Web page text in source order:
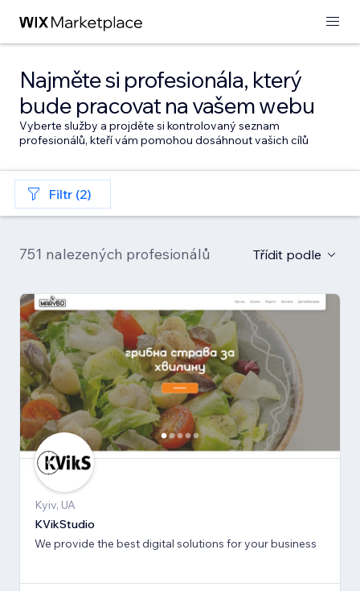
Najměte si profesionála, který
bude pracovat na vašem webu
Vyberte služby a projděte si kontrolovaný seznam
profesionálů, kteří vám pomohou dosáhnout vašich cílů
Filtr (2)
751 nalezených profesionálů Třídit podle
Kyiv, UA
KVikStudio
We provide the best digital solutions for your business